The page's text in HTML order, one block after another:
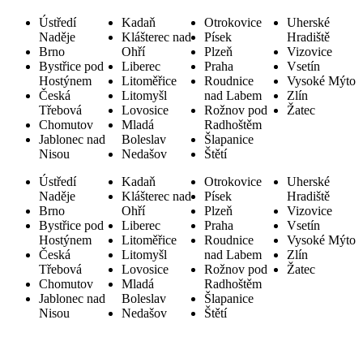
Ústředí
Naděje
Brno
Bystřice pod
Hostýnem
Česká
Třebová
Chomutov
Jablonec nad
Nisou
Kadaň
Klášterec nad
Ohří
Liberec
Litoměřice
Litomyšl
Lovosice
Mladá
Boleslav
Nedašov
Otrokovice
Písek
Plzeň
Praha
Roudnice
nad Labem
Rožnov pod
Radhoštěm
Šlapanice
Štětí
Uherské
Hradiště
Vizovice
Vsetín
Vysoké Mýto
Zlín
Žatec
Ústředí
Naděje
Brno
Bystřice pod
Hostýnem
Česká
Třebová
Chomutov
Jablonec nad
Nisou
Kadaň
Klášterec nad
Ohří
Liberec
Litoměřice
Litomyšl
Lovosice
Mladá
Boleslav
Nedašov
Otrokovice
Písek
Plzeň
Praha
Roudnice
nad Labem
Rožnov pod
Radhoštěm
Šlapanice
Štětí
Uherské
Hradiště
Vizovice
Vsetín
Vysoké Mýto
Zlín
Žatec